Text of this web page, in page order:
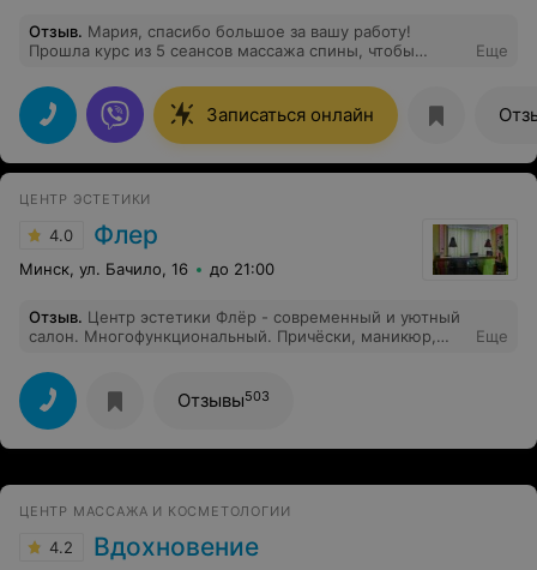
Отзыв. Мария, спасибо большое за вашу работу!
Прошла курс из 5 сеансов массажа спины, чтобы
зажимы в лопатке, трапеции и всё было чётко,
профессионально и по делу рекомендую как мастера,
который избавит вас от изматывающей боли за
короткие сроки
Еще
Записаться онлайн
ЦЕНТР ЭСТЕТИКИ
4.0 Флер
Минск, ул. Бачило, 16 до 21:00
Отзыв. Центр эстетики Флёр - современный и уютный
салон. Многофункциональный. Причёски, маникюр,
макияж, пирсинг, косметические процедуры итд. Здесь
каждая женщина, девушка, найдёт процедуру по
вкусу.)) Вежливые и приветливые мастера, персонал!
Доступные цены.
Еще
Отзывы503
ЦЕНТР МАССАЖА И КОСМЕТОЛОГИИ
4.2 Вдохновение